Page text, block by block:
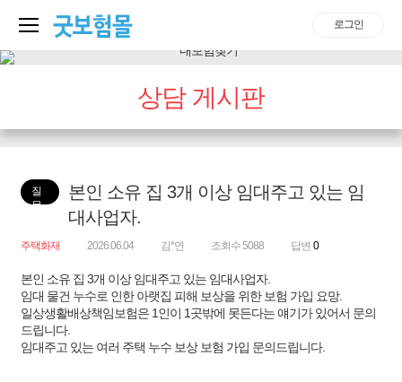
로그인
상담 게시판
질
문
본인 소유 집 3개 이상 임대주고 있는 임
대사업자.
주택화재 2026.06.04 김*연 조회수 5088 답변 0
본인 소유 집 3개 이상 임대주고 있는 임대사업자.
임대 물건 누수로 인한 아랫집 피해 보상을 위한 보험 가입 요망.
일상생활배상책임보험은 1인이 1곳밖에 못든다는 얘기가 있어서 문의
드립니다.
임대주고 있는 여러 주택 누수 보상 보험 가입 문의드립니다.